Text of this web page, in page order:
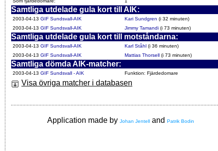
Samtliga utdelade gula kort till AIK:
2003-04-13 GIF Sundsvall-AIK Kari Sundgren (i 32 minuten)
2003-04-13 GIF Sundsvall-AIK Jimmy Tamandi (i 73 minuten)
Samtliga utdelade gula kort till motståndarna:
2003-04-13 GIF Sundsvall-AIK Karl Ståhl (i 36 minuten)
2003-04-13 GIF Sundsvall-AIK Mattias Thorsell (i 73 minuten)
Samtliga dömda AIK-matcher:
2003-04-13 GIF Sundsvall - AIK Funktion: Fjärdedomare
Visa övriga matcher i databasen
Application made by Johan Jentell and Patrik Bodin